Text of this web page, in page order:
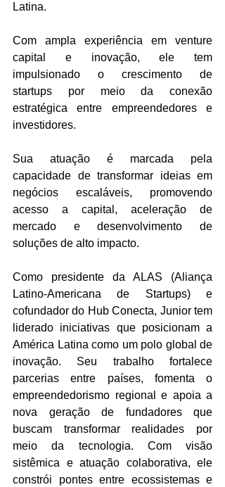
Latina.
Com ampla experiência em venture
capital e inovação, ele tem
impulsionado o crescimento de
startups por meio da conexão
estratégica entre empreendedores e
investidores.
Sua atuação é marcada pela
capacidade de transformar ideias em
negócios escaláveis, promovendo
acesso a capital, aceleração de
mercado e desenvolvimento de
soluções de alto impacto.
Como presidente da ALAS (Aliança
Latino-Americana de Startups) e
cofundador do Hub Conecta, Junior tem
liderado iniciativas que posicionam a
América Latina como um polo global de
inovação. Seu trabalho fortalece
parcerias entre países, fomenta o
empreendedorismo regional e apoia a
nova geração de fundadores que
buscam transformar realidades por
meio da tecnologia. Com visão
sistêmica e atuação colaborativa, ele
constrói pontes entre ecossistemas e